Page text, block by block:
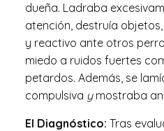
dueña. Ladraba
atención, destruía
y reactivo ante otros
miedo a ruidos fuertes
petardos. Además, se
compulsiva y mostraba
El Diagnóstico: Tras